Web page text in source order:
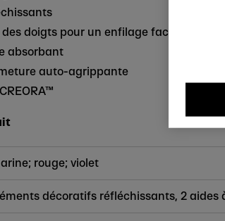
doigts pour un enfilage facile
absorbant
auto-agrippante
rouge; violet
décoratifs réfléchissants, 2